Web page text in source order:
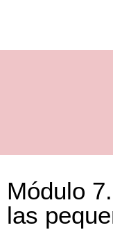
Módulo
las